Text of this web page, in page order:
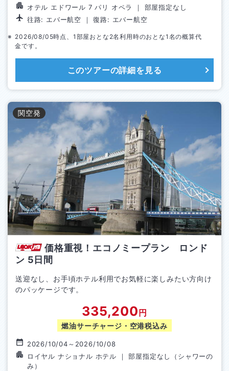
オテル エドワール 7 パリ オペラ
｜ 部屋指定なし
往路: エバー航空 ｜ 復路: エバー航空
2026/08/05時点、1部屋おとな 2名利用時のおとな1名の概算代
金です。
このツアーの詳細を見る
価格重視！エコノミープラン ロンド
ン 5 日間
送迎なし、お手頃ホテル利用でお気軽に楽しみたい方向け
のパッケージです。
関空発
335,200 円
燃油サーチャージ・空港税込み
2026/10/04～ 2026/10/08
ロイヤル ナショナル ホテル ｜部屋指定なし（シャワーの
み）